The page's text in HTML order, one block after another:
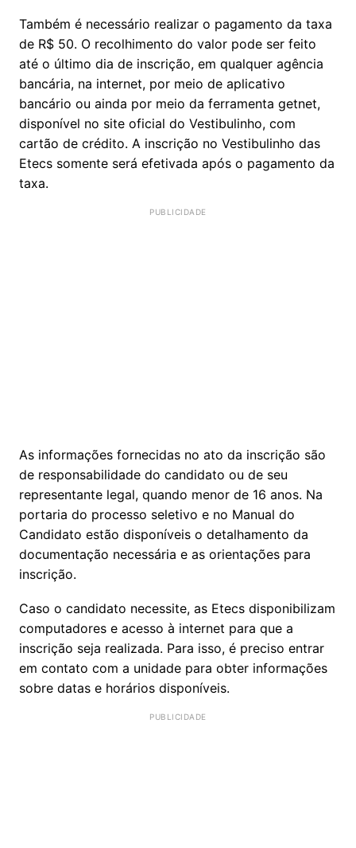
Também é necessário realizar o pagamento da taxa
de R$ 50. O recolhimento do valor pode ser feito
até o último dia de inscrição, em qualquer agência
bancária, na internet, por meio de aplicativo
bancário ou ainda por meio da ferramenta getnet,
disponível no site oficial do Vestibulinho, com
cartão de crédito. A inscrição no Vestibulinho das
Etecs somente será efetivada após o pagamento da
taxa.
As informações fornecidas no ato da inscrição são
de responsabilidade do candidato ou de seu
representante legal, quando menor de 16 anos. Na
portaria do processo seletivo e no Manual do
Candidato estão disponíveis o detalhamento da
documentação necessária e as orientações para
inscrição.
Caso o candidato necessite, as Etecs disponibilizam
computadores e acesso à internet para que a
inscrição seja realizada. Para isso, é preciso entrar
em contato com a unidade para obter informações
sobre datas e horários disponíveis.